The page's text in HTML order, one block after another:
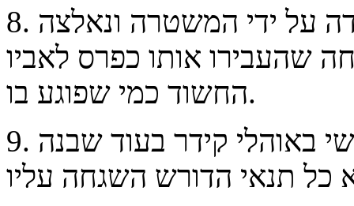
8. לאחר שבועיים של בריחה, גלית נלכדה על ידי המשטרה ונאלצה
שהעבירו אותו כפרס לאביו
החשוד כמי שפוגע בו.
9. גלית עצורה כעת ועד ליום שלישי באוהלי קידר בעוד שבנה